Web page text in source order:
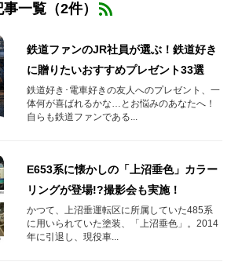
一覧（2件）
鉄道ファンのJR社員が選ぶ！鉄道好き
に贈りたいおすすめプレゼント33選
鉄道好き･電車好きの友人へのプレゼント、一
体何が喜ばれるかな…とお悩みのあなたへ！
自らも鉄道ファンである...
E653系に懐かしの「上沼垂色」カラー
リングが登場!?撮影会も実施！
かつて、上沼垂運転区に所属していた485系
に用いられていた塗装、「上沼垂色」。2014
年に引退し、現役車...